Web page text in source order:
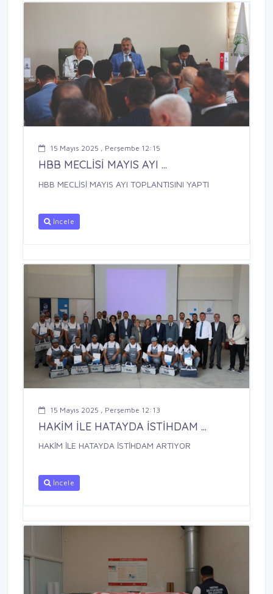
15 Mayıs 2025 , Perşembe 12:15
HBB MECLİSİ MAYIS AYI ...
HBB MECLİSİ MAYIS AYI TOPLANTISINI YAPTI
İncele
15 Mayıs 2025 , Perşembe 12:13
HAKİM İLE HATAYDA İSTİHDAM ...
HAKİM İLE HATAYDA İSTİHDAM ARTIYOR
İncele